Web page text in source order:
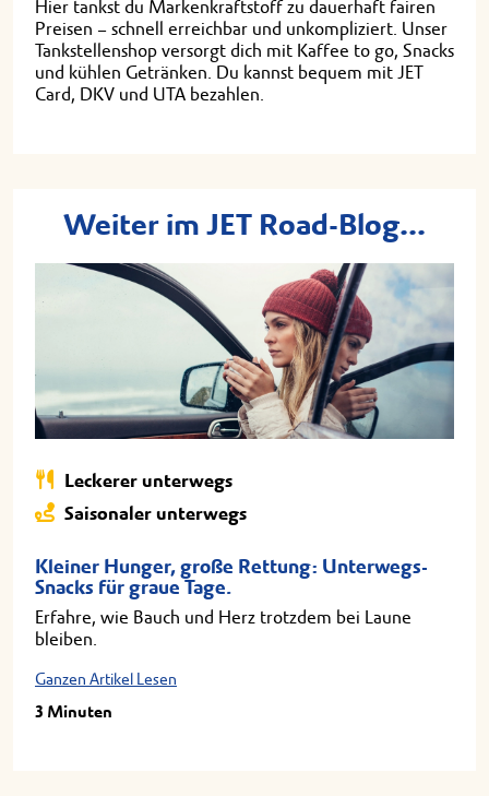
Hier tankst du Markenkraftstoff zu dauerhaft fairen
Preisen – schnell erreichbar und unkompliziert. Unser
Tankstellenshop versorgt dich mit Kaffee to go, Snacks
und kühlen Getränken. Du kannst bequem mit JET
Card, DKV und UTA bezahlen.
Weiter im JET Road-Blog...
Leckerer unterwegs
Saisonaler unterwegs
Kleiner Hunger, große Rettung: Unterwegs-
Snacks für graue Tage.
Erfahre, wie Bauch und Herz trotzdem bei Laune
bleiben.
Ganzen Artikel Lesen
3 Minuten